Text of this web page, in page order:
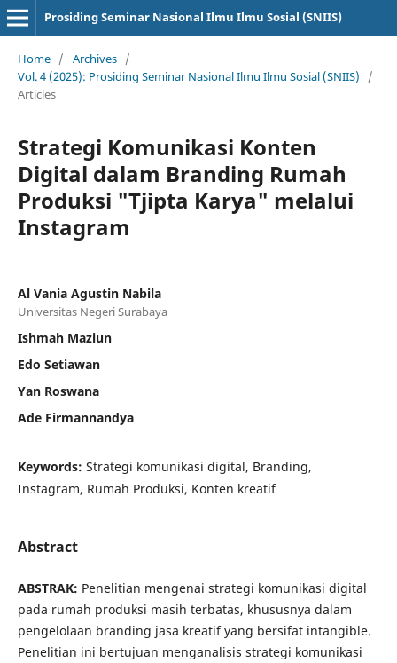
Prosiding Seminar Nasional Ilmu Ilmu Sosial (SNIIS)
Home / Archives /
Vol. 4 (2025): Prosiding Seminar Nasional Ilmu Ilmu Sosial (SNIIS)
/
Articles
Strategi Komunikasi Konten
Digital dalam Branding Rumah
Produksi "Tjipta Karya" melalui
Instagram
Al Vania Agustin Nabila
Universitas Negeri Surabaya
Ishmah Maziun
Edo Setiawan
Yan Roswana
Ade Firmannandya
Keywords: Strategi komunikasi digital, Branding,
Instagram, Rumah Produksi, Konten kreatif
Abstract
ABSTRAK: Penelitian mengenai strategi komunikasi digital
pada rumah produksi masih terbatas, khususnya dalam
pengelolaan branding jasa kreatif yang bersifat intangible.
Penelitian ini bertujuan menganalisis strategi komunikasi